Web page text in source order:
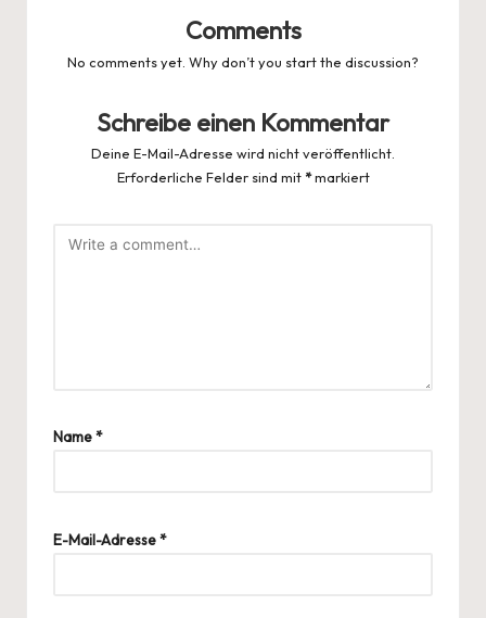
Comments
No comments yet. Why don’t you start the discussion?
Schreibe einen Kommentar
Deine E-Mail-Adresse wird nicht veröffentlicht.
Erforderliche Felder sind mit*markiert
Name*
E-Mail-Adresse*